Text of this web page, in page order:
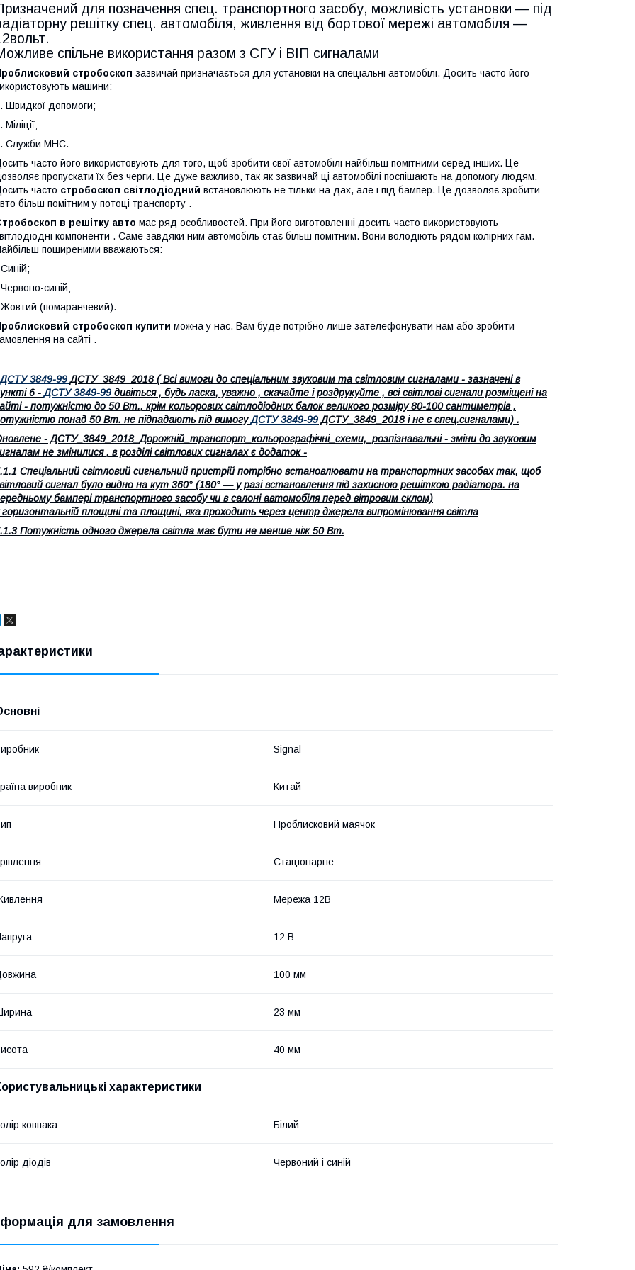
для позначення спец. транспортного засобу, можливість установки — під
решітку спец. автомобіля, живлення від бортової мережі автомобіля —
спільне використання разом з СГУ і ВІП сигналами
стробоскоп зазвичай призначається для установки на спеціальні автомобілі. Досить часто його
машини:
Швидкої допомоги;
Міліції;
Служби МНС.
часто його використовують для того, щоб зробити свої автомобілі найбільш помітними серед інших. Це
пропускати їх без черги. Це дуже важливо, так як зазвичай ці автомобілі поспішають на допомогу людям.
часто стробоскоп світлодіодний встановлюють не тільки на дах, але і під бампер. Це дозволяє зробити
більш помітним у потоці транспорту .
в решітку авто має ряд особливостей. При його виготовленні досить часто використовують
компоненти . Саме завдяки ним автомобіль стає більш помітним. Вони володіють рядом колірних гам.
поширеними вважаються:
синій;
(помаранчевий).
стробоскоп купити можна у нас. Вам буде потрібно лише зателефонувати нам або зробити
на сайті .
ДСТУ 3849-99ДСТУ_3849_2018 ( Всі вимоги до спеціальним звуковим та світловим сигналами - зазначені в
6 -ДСТУ 3849-99 дивіться , будь ласка, уважно , скачайте і роздрукуйте , всі світлові сигнали розміщені на
- потужністю до 50 Вт., крім кольорових світлодіодних балок великого розміру 80-100 сантиметрів ,
понад 50 Вт. не підпадають під вимогуДСТУ 3849-99ДСТУ_3849_2018 і не є спец.сигналами) .
- ДСТУ_3849_2018_Дорожній_транспорт_кольорографічні_схеми,_розпізнавальні - зміни до звуковим
не змінилися , в розділі світлових сигналах є додаток -
Спеціальний світловий сигнальний пристрій потрібно встановлювати на транспортних засобах так, щоб
сигнал було видно на кут 360° (180° — у разі встановлення під захисною решіткою радіатора. на
бампері транспортного засобу чи в салоні автомобіля перед вітровим склом)
горизонтальній площині та площині, яка проходить через центр джерела випромінювання світла
Потужність одного джерела світла має бути не менше ніж 50 Вт.
Signal
виробник Китай
Проблисковий маячок
Стаціонарне
Мережа 12В
12 В
100 мм
23 мм
40 мм
характеристики
ковпака Білий
діодів Червоний і синій
для замовлення